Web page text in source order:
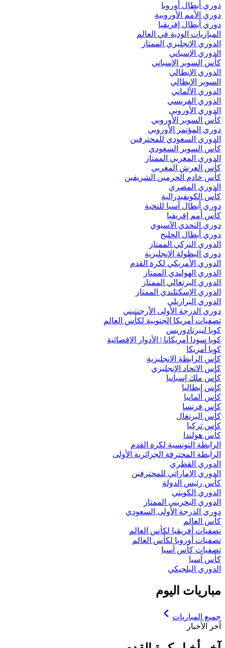
دوري أبطال أوروبا
دوري الأمم الأوروبية
دوري أبطال إفريقيا
المباريات الودية في العالم
الدوري الإنجليزي الممتاز
الدوري الإسباني
كأس السوبر الإسباني
الدوري الإيطالي
السوبر الإيطالي
الدوري الألماني
الدوري الفرنسي
الدوري الأوروبي
كأس السوبر الأوروبي
دوري المؤتمر الأوروبي
الدوري السعودي للمحترفين
كأس السوبر السعودي
الدوري المغربي الممتاز
كأس العرش المغربي
كأس خادم الحرمين الشريفين
الدوري المصري
كأس الكونفيدرالية
دوري أبطال آسيا للنخبة
كأس أمم إفريقيا
دوري التحدي الآسيوي
دوري أبطال الخليج
الدوري التركي الممتاز
دوري البطولة الإنجليزية
الدوري الأمريكي لكرة القدم
الدوري الهولندي الممتاز
الدوري البرتغالي الممتاز
الدوري الإسكتلندي الممتاز
الدوري البرازيلي
دوري الدرجة الأولى الأرجنتيني
تصفيات أمريكا الجنوبية لكأس العالم
كوبا ليبرتادوريس
كوبا سودا أمريكانا | الأدوار الإقصائية
كوبا أمريكا
كأس الرابطة الإنجليزية
كأس الاتحاد الإنجليزي
كأس ملك إسبانيا
كأس إيطاليا
كأس ألمانيا
كأس فرنسا
كأس البرتغال
كأس تركيا
كأس هولندا
الرابطة التونسية لكرة القدم
الرابطة المحترفة الجزائرية الأولى
الدوري القطري
الدوري الإماراتي للمحترفين
كأس رئيس الدولة
الدوري الكويتي
الدوري البحريني الممتاز
دوري الدرجة الأولى السعودي
كأس العالم
تصفيات أفريقيا لكأس العالم
تصفيات أوروبا لكأس العالم
تصفيات كأس آسيا
كأس آسيا
الدوري البلجيكي
مباريات اليوم
جميع المباريات
آخر الأخبار